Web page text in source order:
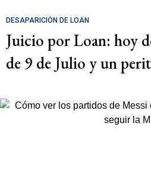
DESAPARICIÓN DE LOAN
Juicio por Loan: hoy
de 9 de Julio y un